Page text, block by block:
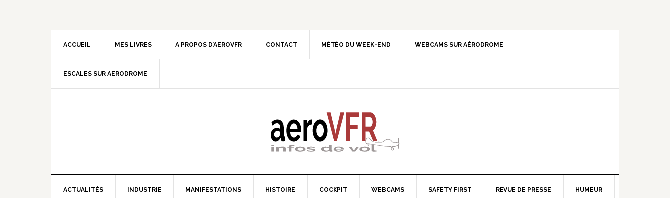
ACCUEIL MES LIVRES A PROPOS D’AEROVFR CONTACT MÉTÉO DU WEEK-END WEBCAMS SUR AÉRODROME
ESCALES SUR AERODROME
ACTUALITÉS INDUSTRIE MANIFESTATIONS HISTOIRE COCKPIT WEBCAMS SAFETY FIRST REVUE DE PRESSE HUMEUR